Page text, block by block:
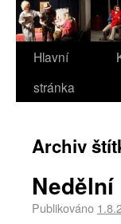
Hlavní
stránka
Archiv
Publikováno